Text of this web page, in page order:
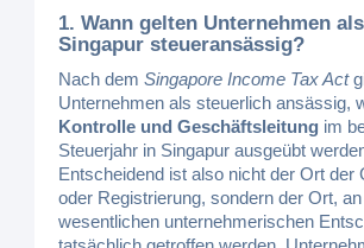
1. Wann gelten Unternehmen
Singapur steueransässig?
Nach demSingapore Income Tax Act
Unternehmen als steuerlich ansässig,
Kontrolle und Geschäftsleitung im
Steuerjahr in Singapur ausgeübt
Entscheidend ist also nicht der Ort der
oder Registrierung, sondern der Ort,
wesentlichen unternehmerischen